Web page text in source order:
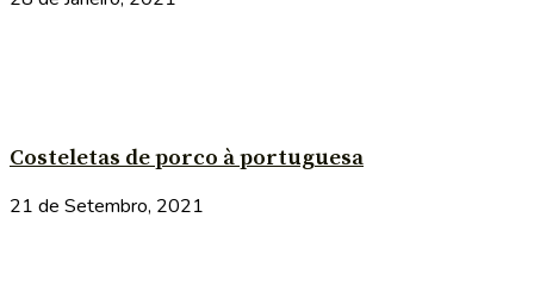
Costeletas de porco à portuguesa
21 de Setembro, 2021